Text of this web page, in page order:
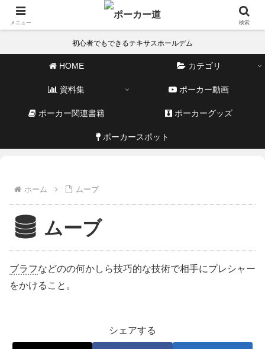
初心者でもできるテキサスホールデム
HOME カテゴリ
資料集 ポーカー動画
ポーカー関連書籍 ポーカーグッズ
ポーカースポット
ホーム ムーブ
ムーブ
ブラフなどのの何かしら技巧的な技術で相手にプレシャー
をかけること。
シェアする
メニュー 検索